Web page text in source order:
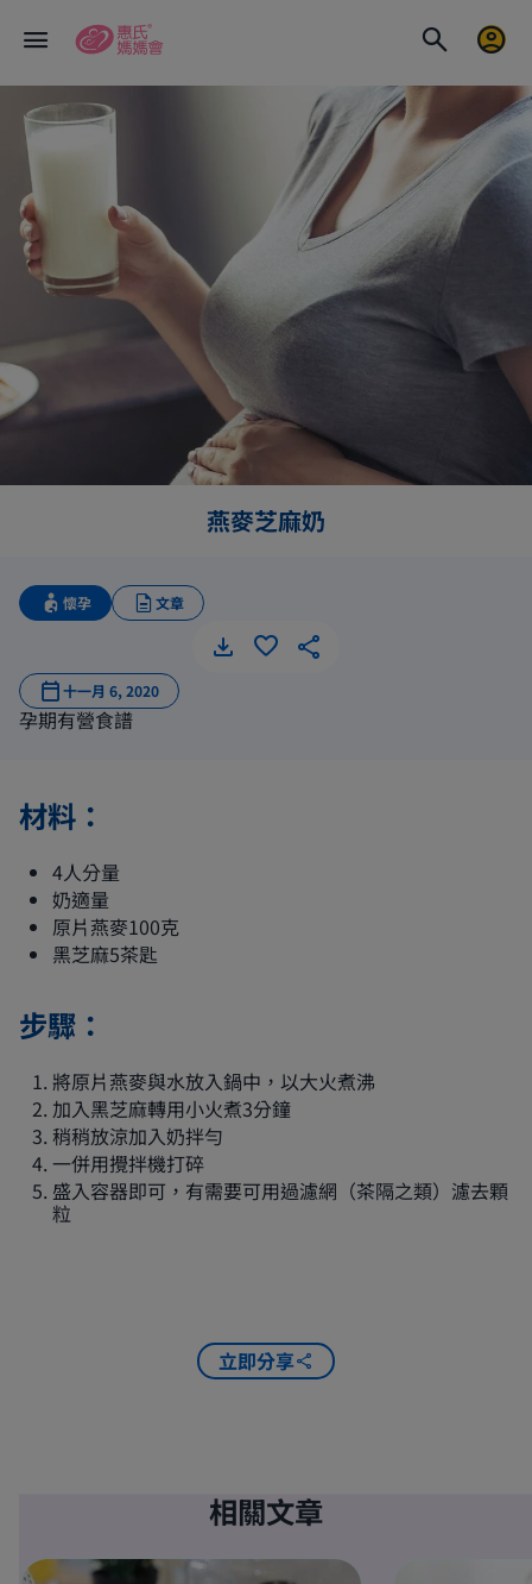
燕麥芝麻奶
懷孕 文章
十一月 6, 2020
孕期有營食譜
材料：
4人分量
奶適量
原片燕麥100克
黑芝麻5茶匙
步驟：
將原片燕麥與水放入鍋中，以大火煮沸
加入黑芝麻轉用小火煮3分鐘
稍稍放涼加入奶拌勻
一併用攪拌機打碎
盛入容器即可，有需要可用過濾網（茶隔之類）濾去顆
粒
立即分享
相關文章